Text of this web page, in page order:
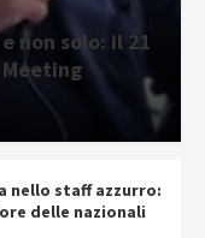
non solo: il 21
nello staff azzurro:
delle nazionali